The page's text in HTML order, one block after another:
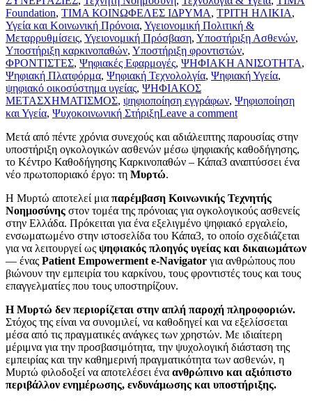
Foundation, ΤΙΜΑ ΚΟΙΝΩΦΕΛΕΣ ΙΔΡΥΜΑ, ΤΡΙΤΗ ΗΛΙΚΙΑ,
Υγεία και Κοινωνική Πρόνοια, Υγειονομική Πολιτική &
Μεταρρυθμίσεις, Υγειονομική Πρόσβαση, Υποστήριξη Ασθενών,
Υποστήριξη καρκινοπαθών, Υποστήριξη φροντιστών,
ΦΡΟΝΤΙΣΤΕΣ, Ψηφιακές Εφαρμογές, ΨΗΦΙΑΚΗ ΑΝΙΣΟΤΗΤΑ,
Ψηφιακή Πλατφόρμα, Ψηφιακή Τεχνολολγία, Ψηφιακή Υγεία,
ψηφιακό οικοσύστημα υγείας, ΨΗΦΙΑΚΟΣ
ΜΕΤΑΣΧΗΜΑΤΙΣΜΟΣ, ψηφιοποίηση εγγράφων, Ψηφιοποίηση
και Υγεία, Ψυχοκοινωνική ΣτήριξηLeave a comment
Μετά από πέντε χρόνια συνεχούς και αδιάλειπτης παρουσίας στην
υποστήριξη ογκολογικών ασθενών μέσω ψηφιακής καθοδήγησης,
το Κέντρο Καθοδήγησης Καρκινοπαθών – Κάπα3 αναπτύσσει ένα
νέο πρωτοποριακό έργο: τη Μυρτώ.
Η Μυρτώ αποτελεί μια παρέμβαση Κοινωνικής Τεχνητής
Νοημοσύνης στον τομέα της πρόνοιας για ογκολογικούς ασθενείς
στην Ελλάδα. Πρόκειται για ένα εξελιγμένο ψηφιακό εργαλείο,
ενσωματωμένο στην ιστοσελίδα του Κάπα3, το οποίο σχεδιάζεται
για να λειτουργεί ως ψηφιακός πλοηγός υγείας και δικαιωμάτων
— ένας Patient Empowerment e-Navigator για ανθρώπους που
βιώνουν την εμπειρία του καρκίνου, τους φροντιστές τους και τους
επαγγελματίες που τους υποστηρίζουν.
Η Μυρτώ δεν περιορίζεται στην απλή παροχή πληροφοριών.
Στόχος της είναι να συνομιλεί, να καθοδηγεί και να εξελίσσεται
μέσα από τις πραγματικές ανάγκες των χρηστών. Με ιδιαίτερη
μέριμνα για την προσβασιμότητα, την ψυχολογική διάσταση της
εμπειρίας και την καθημερινή πραγματικότητα των ασθενών, η
Μυρτώ φιλοδοξεί να αποτελέσει ένα ανθρώπινο και αξιόπιστο
περιβάλλον ενημέρωσης, ενδυνάμωσης και υποστήριξης.